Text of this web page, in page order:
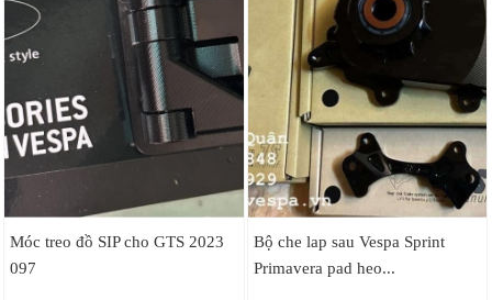
Móc treo đồ SIP cho GTS 2023
097
Bộ che lap sau Vespa Sprint
Primavera pad heo...